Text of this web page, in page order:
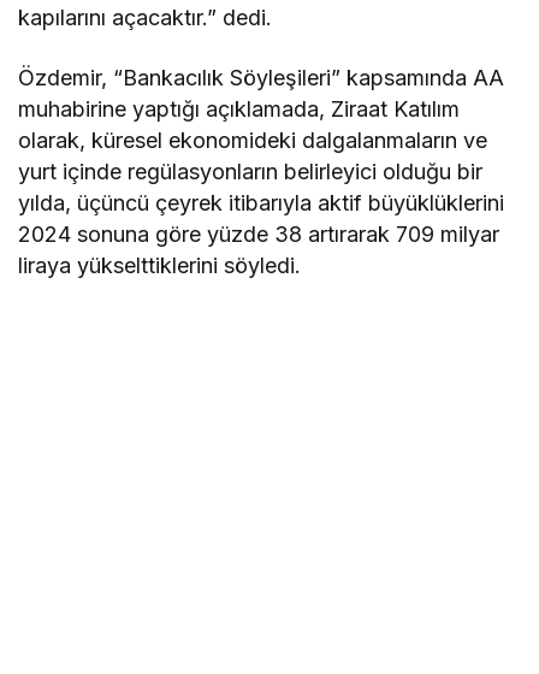
kapılarını açacaktır.” dedi.
Özdemir, “Bankacılık Söyleşileri” kapsamında AA
muhabirine yaptığı açıklamada, Ziraat Katılım
olarak, küresel ekonomideki dalgalanmaların ve
yurt içinde regülasyonların belirleyici olduğu bir
yılda, üçüncü çeyrek itibarıyla aktif büyüklüklerini
2024 sonuna göre yüzde 38 artırarak 709 milyar
liraya yükselttiklerini söyledi.